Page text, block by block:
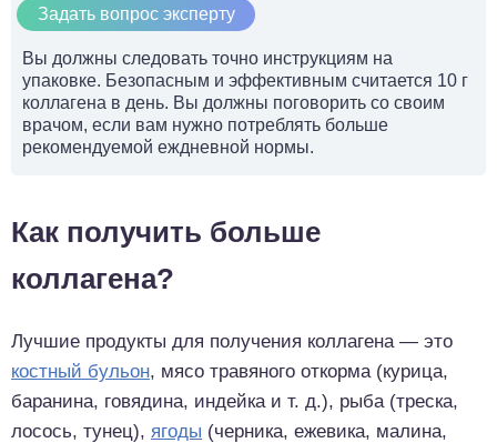
Задать вопрос эксперту
Вы должны следовать точно инструкциям на
упаковке. Безопасным и эффективным считается 10 г
коллагена в день. Вы должны поговорить со своим
врачом, если вам нужно потреблять больше
рекомендуемой еждневной нормы.
Как получить больше
коллагена?
Лучшие продукты для получения коллагена — это
костный бульон, мясо травяного откорма (курица,
баранина, говядина, индейка и т. д.), рыба (треска,
лосось, тунец), ягоды (черника, ежевика, малина,